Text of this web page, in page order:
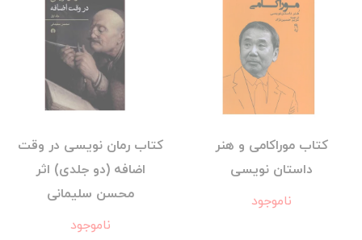
کتاب موراکامی و هنر
داستان نویسی
ناموجود
کتاب رمان نویسی در وقت
اضافه (دو جلدی) اثر
محسن سلیمانی
ناموجود